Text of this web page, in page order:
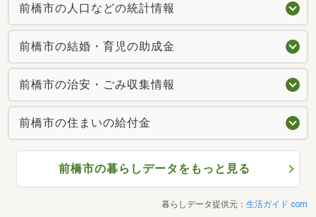
前橋市の人口などの統計情報
前橋市の結婚・育児の助成金
前橋市の治安・ごみ収集情報
前橋市の住まいの給付金
前橋市の暮らしデータをもっと見る
暮らしデータ提供元： 生活ガイド.com